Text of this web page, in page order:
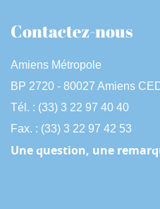
Contactez-nous
Amiens Métropole
BP 2720 - 80027 Amiens
Tél. : (33) 3 22 97 40 40
Fax. : (33) 3 22 97 42 53
Une question, une